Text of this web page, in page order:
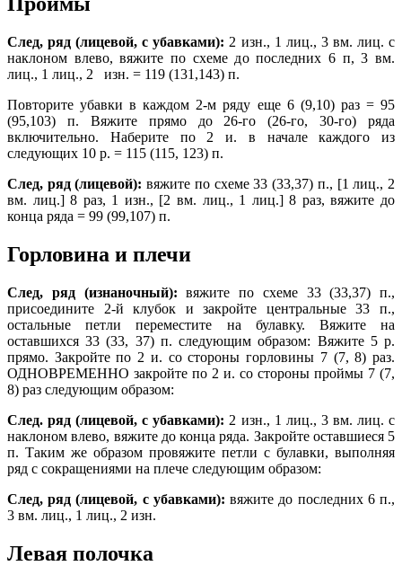
След, ряд (лицевой, с убавками): 2 изн., 1 лиц., 3 вм. лиц. с
наклоном влево, вяжите по схеме до последних 6 п, 3 вм.
лиц., 1 лиц., 2 изн. = 119 (131,143) п.
Повторите убавки в каждом 2-м ряду еще 6 (9,10) раз = 95
(95,103) п. Вяжите прямо до 26-го (26-го, 30-го) ряда
включительно. Наберите по 2 и. в начале каждого из
следующих 10 р. = 115 (115, 123) п.
След, ряд (лицевой): вяжите по схеме 33 (33,37) п., [1 лиц., 2
вм. лиц.] 8 раз, 1 изн., [2 вм. лиц., 1 лиц.] 8 раз, вяжите до
конца ряда = 99 (99,107) п.
Горловина и плечи
След, ряд (изнаночный): вяжите по схеме 33 (33,37) п.,
присоедините 2-й клубок и закройте центральные 33 п.,
остальные петли переместите на булавку. Вяжите на
оставшихся 33 (33, 37) п. следующим образом: Вяжите 5 р.
прямо. Закройте по 2 и. со стороны горловины 7 (7, 8) раз.
ОДНОВРЕМЕННО закройте по 2 и. со стороны проймы 7 (7,
8) раз следующим образом:
След. ряд (лицевой, с убавками): 2 изн., 1 лиц., 3 вм. лиц. с
наклоном влево, вяжите до конца ряда. Закройте оставшиеся 5
п. Таким же образом провяжите петли с булавки, выполняя
ряд с сокращениями на плече следующим образом:
След, ряд (лицевой, с убавками): вяжите до последних 6 п.,
3 вм. лиц., 1 лиц., 2 изн.
Левая полочка